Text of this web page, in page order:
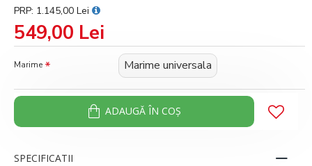
549,00 Lei
PRP: 1.145,00 Lei
Marime Marime universala
ADAUGĂ ÎN COŞ
SPECIFICATII